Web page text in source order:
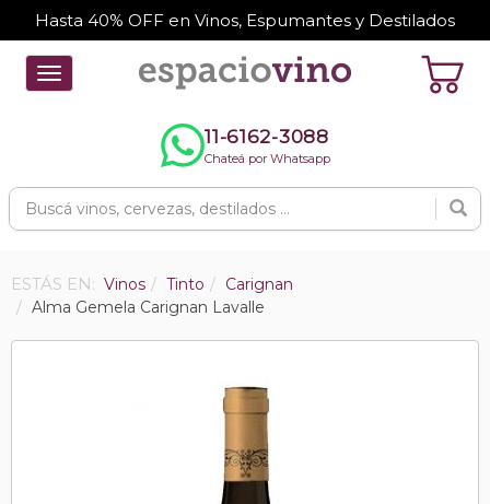
Hasta 40% OFF en Vinos, Espumantes y Destilados
Toggle
navigation
11-6162-3088
Chateá por Whatsapp
ESTÁS EN: Vinos Tinto
Carignan
Alma Gemela Carignan Lavalle